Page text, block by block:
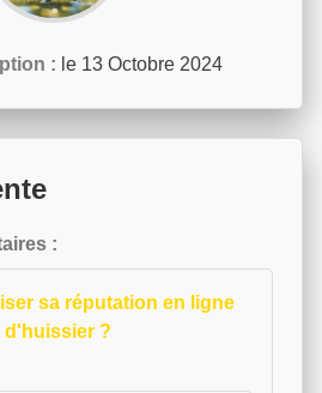
: le 13 Octobre 2024
:
sa réputation en ligne
d'huissier ?